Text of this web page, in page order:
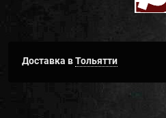
Доставка вТольятти